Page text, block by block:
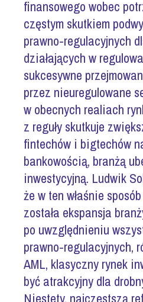
finansowego wobec
częstym skutkiem
prawno-regulacyjnych
działających w
sukcesywne
przez nieuregulowane
w obecnych realiach
z reguły skutkuje
fintechów i bigtechów
bankowością, branżą
inwestycyjną. Ludwik
że w ten właśnie
została ekspansja
po uwzględnieniu
prawno-regulacyjnych,
AML, klasyczny rynek
być atrakcyjny dla